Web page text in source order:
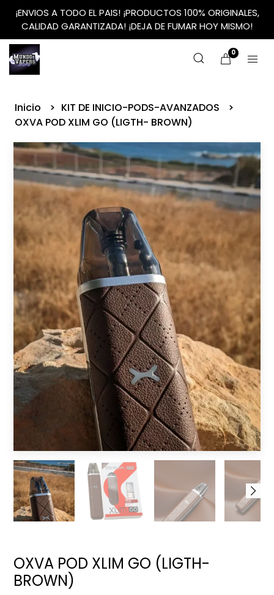
¡ENVIOS A TODO EL PAIS! ¡PRODUCTOS 100% ORIGINALES,
CALIDAD GARANTIZADA! ¡DEJA DE FUMAR HOY MISMO!
0
Inicio
KIT DE INICIO-PODS-AVANZADOS
OXVA POD XLIM GO (LIGTH- BROWN)
OXVA POD XLIM GO (LIGTH-
BROWN)